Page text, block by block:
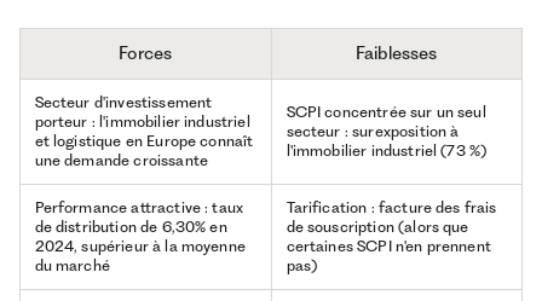
Forces Faiblesses
Secteur d'investissement
porteur : l'immobilier industriel
et logistique en Europe connaît
une demande croissante
SCPI concentrée sur un seul
secteur : surexposition à
l'immobilier industriel (73 %)
Performance attractive : taux
de distribution de 6,30% en
2024, supérieur à la moyenne
du marché
Tarification : facture des frais
de souscription (alors que
certaines SCPI n'en prennent
pas)